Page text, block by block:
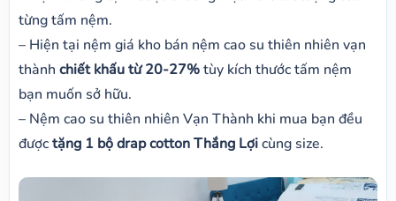
từng tấm nệm.
– Hiện tại nệm giá kho bán nệm cao su thiên nhiên vạn
thành chiết khấu từ 20-27%tùy kích thước tấm nệm
bạn muốn sở hữu.
– Nệm cao su thiên nhiên Vạn Thành khi mua bạn đều
đượctặng 1 bộ drap cotton Thắng Lợicùng size.